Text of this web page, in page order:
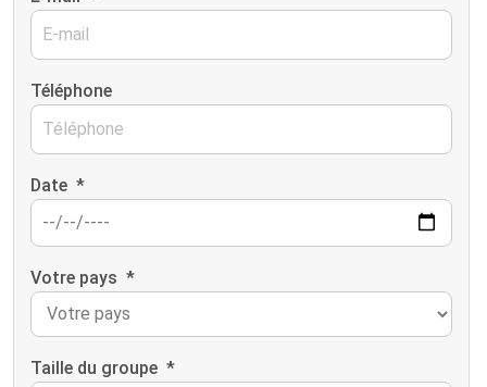
Téléphone
Date *
Votre pays *
Taille du groupe *